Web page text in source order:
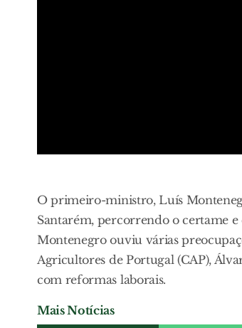
O primeiro-ministro, Luís
Santarém, percorrendo o certame
Montenegro ouviu várias
Agricultores de Portugal (CAP),
com reformas laborais.
Mais Notícias